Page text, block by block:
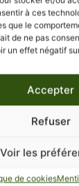
à ces
que le
de ne pas
un effet négatif
Accepter
Refuser
Voir les
de cookies
"Bayou
Est)